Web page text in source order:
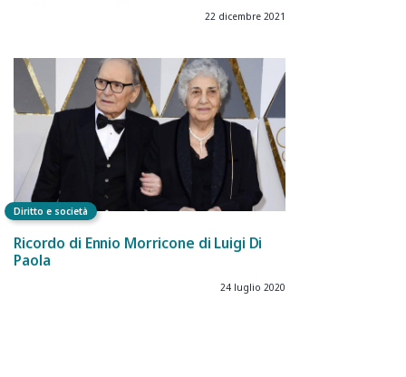
22 dicembre 2021
Diritto e società
Ricordo di Ennio Morricone di Luigi Di
Paola
24 luglio 2020